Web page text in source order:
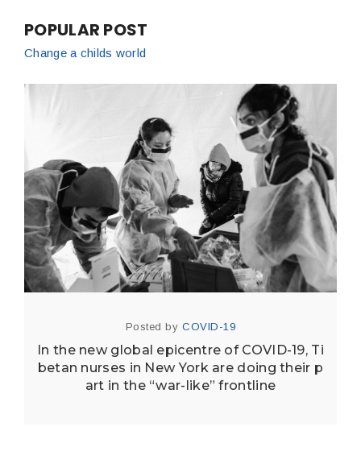
POPULAR POST
Change a childs world
Posted byCOVID-19
In the new global epicentre of COVID-19, Ti
betan nurses in New York are doing their p
art in the “war-like” frontline